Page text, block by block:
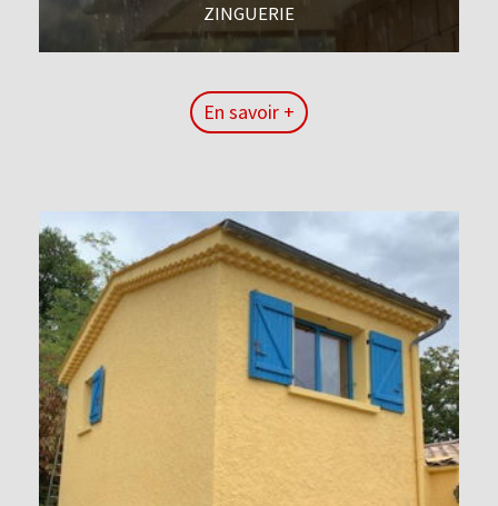
ZINGUERIE
En savoir +